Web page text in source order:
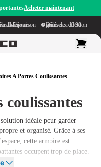
Acheter maintenant
dansouvrables Délai de réflexion généreux de
90 jours
A Portes Coulissantes
idéale pour garder
et organisé. Grâce à ses
cette armoire est
occupent trop de place.
des documents ou des